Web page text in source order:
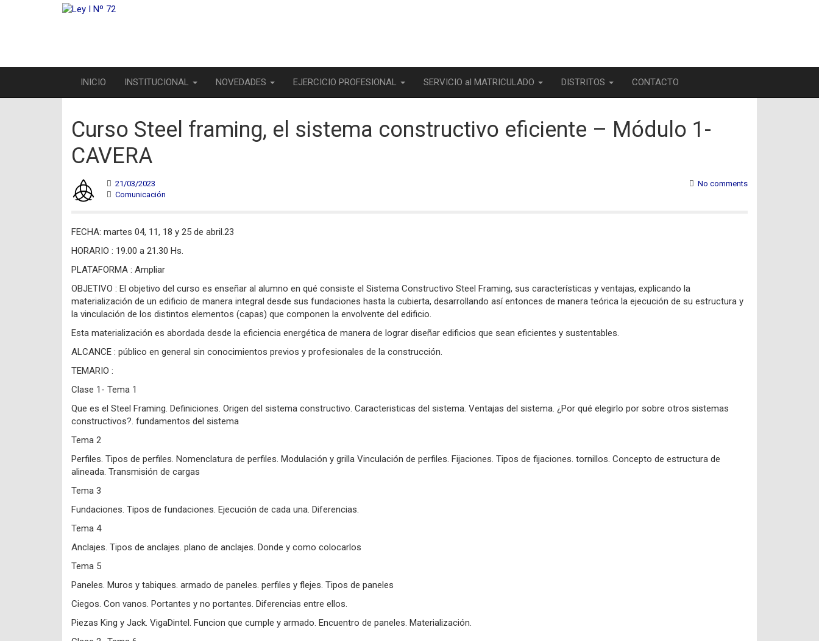
INICIO INSTITUCIONAL NOVEDADES EJERCICIO PROFESIONAL SERVICIO al MATRICULADO DISTRITOS CONTACTO
Curso Steel framing, el sistema constructivo eficiente – Módulo 1-
CAVERA
21/03/2023
Comunicación
No comments
FECHA: martes 04, 11, 18 y 25 de abril.23
HORARIO : 19.00 a 21.30 Hs.
PLATAFORMA : Ampliar
OBJETIVO : El objetivo del curso es enseñar al alumno en qué consiste el Sistema Constructivo Steel Framing, sus características y ventajas, explicando la
materialización de un edificio de manera integral desde sus fundaciones hasta la cubierta, desarrollando así entonces de manera teórica la ejecución de su estructura y
la vinculación de los distintos elementos (capas) que componen la envolvente del edificio.
Esta materialización es abordada desde la eficiencia energética de manera de lograr diseñar edificios que sean eficientes y sustentables.
ALCANCE : público en general sin conocimientos previos y profesionales de la construcción.
TEMARIO :
Clase 1- Tema 1
Que es el Steel Framing. Definiciones. Origen del sistema constructivo. Caracteristicas del sistema. Ventajas del sistema. ¿Por qué elegirlo por sobre otros sistemas
constructivos?. fundamentos del sistema
Tema 2
Perfiles. Tipos de perfiles. Nomenclatura de perfiles. Modulación y grilla Vinculación de perfiles. Fijaciones. Tipos de fijaciones. tornillos. Concepto de estructura de
alineada. Transmisión de cargas
Tema 3
Fundaciones. Tipos de fundaciones. Ejecución de cada una. Diferencias.
Tema 4
Anclajes. Tipos de anclajes. plano de anclajes. Donde y como colocarlos
Tema 5
Paneles. Muros y tabiques. armado de paneles. perfiles y flejes. Tipos de paneles
Ciegos. Con vanos. Portantes y no portantes. Diferencias entre ellos.
Piezas King y Jack. VigaDintel. Funcion que cumple y armado. Encuentro de paneles. Materialización.